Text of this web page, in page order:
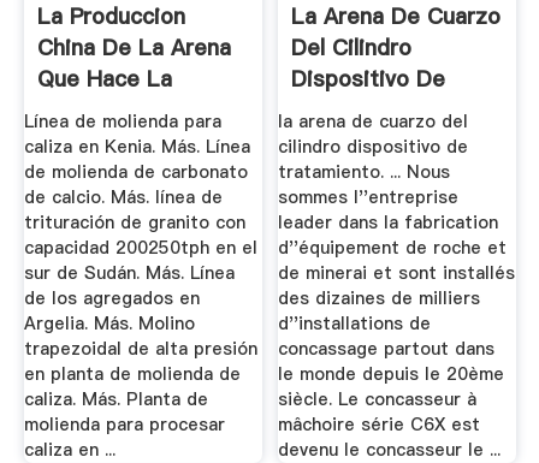
La Produccion
China De La Arena
Que Hace La
Maquina
Línea de molienda para
caliza en Kenia. Más. Línea
de molienda de carbonato
de calcio. Más. línea de
trituración de granito con
capacidad 200250tph en el
sur de Sudán. Más. Línea
de los agregados en
Argelia. Más. Molino
trapezoidal de alta presión
en planta de molienda de
caliza. Más. Planta de
molienda para procesar
caliza en ...
La Arena De Cuarzo
Del Cilindro
Dispositivo De
Tratamiento ...
la arena de cuarzo del
cilindro dispositivo de
tratamiento. ... Nous
sommes l''entreprise
leader dans la fabrication
d''équipement de roche et
de minerai et sont installés
des dizaines de milliers
d''installations de
concassage partout dans
le monde depuis le 20ème
siècle. Le concasseur à
mâchoire série C6X est
devenu le concasseur le ...